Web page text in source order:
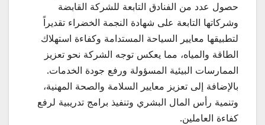
حصول عدد من الفنادق التابعة للشركة القابضة
وشركاتها التابعة على شهادة النجمة الخضراء تقديراً
لتطبيقها معايير السياحة المستدامة وكفاءة استهلاك
الطاقة والمياه، مما يعكس توجه الشركة نحو تعزيز
الممارسات البيئية المسؤولة ورفع جودة الخدمات.
بالإضافة إلى تعزيز معايير السلامة والصحة المهنية،
وتنمية رأس المال البشري وتنفيذ برامج تدريبية لرفع
كفاءة العاملين.